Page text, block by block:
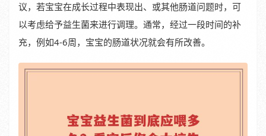
议，若宝宝在成长过程中表现出、或其他肠道问题时，可
以考虑给予益生菌来进行调理。通常，经过一段时间的补
充，例如4-6周，宝宝的肠道状况就会有所改善。